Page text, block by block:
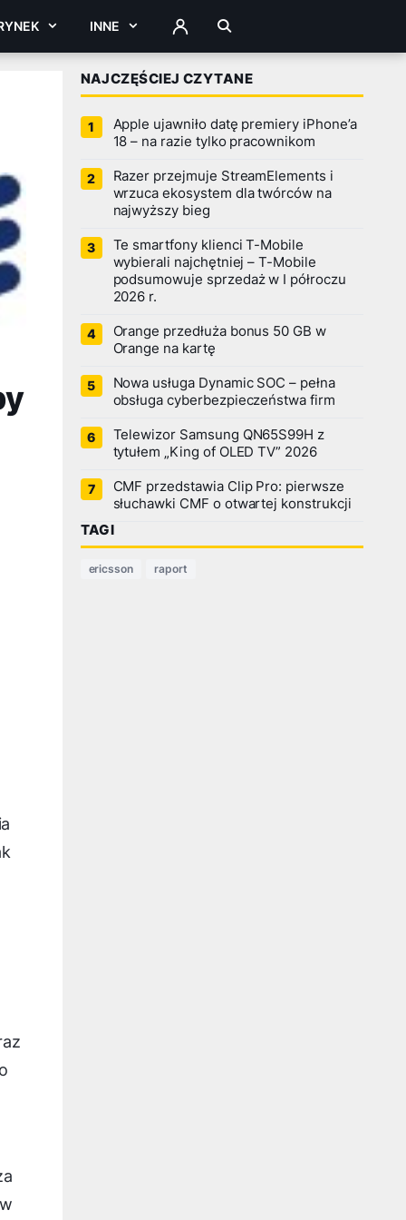
INNE ZALOGUJ
NAJCZĘŚCIEJ CZYTANE
Apple ujawniło datę premiery iPhone’a
18 – na razie tylko pracownikom
Razer przejmuje StreamElements i
wrzuca ekosystem dla twórców na
najwyższy bieg
Te smartfony klienci T-Mobile
wybierali najchętniej – T-Mobile
podsumowuje sprzedaż w I półroczu
2026 r.
Orange przedłuża bonus 50 GB w
Orange na kartę
Nowa usługa Dynamic SOC – pełna
obsługa cyberbezpieczeństwa firm
Telewizor Samsung QN65S99H z
tytułem „King of OLED TV” 2026
CMF przedstawia Clip Pro: pierwsze
słuchawki CMF o otwartej konstrukcji
TAGI
ericsson raport